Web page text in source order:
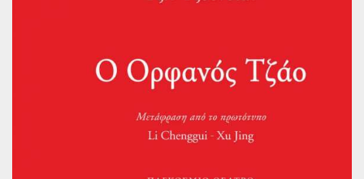
Βιβλία για Παιδιά
Εφηβική Λογοτεχνία
Ελληνικό Θέατρο